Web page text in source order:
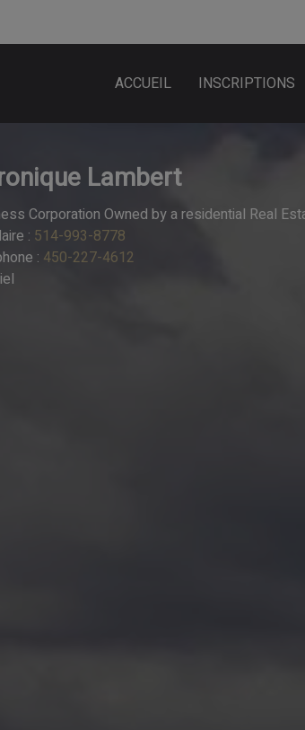
ACCUEIL INSCRIPTIONS
Lambert
Corporation Owned by a residential Real
: 514-993-8778
: 450-227-4612